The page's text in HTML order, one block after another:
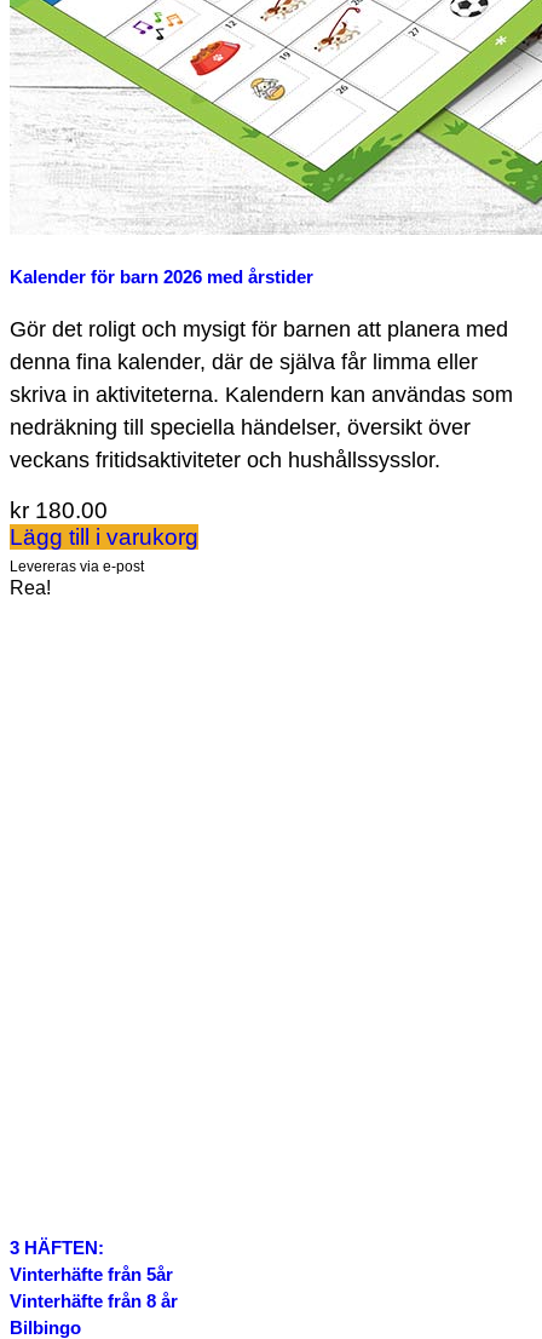
Kalender för barn 2026 med årstider
Gör det roligt och mysigt för barnen att planera med
denna fina kalender, där de själva får limma eller
skriva in aktiviteterna. Kalendern kan användas som
nedräkning till speciella händelser, översikt över
veckans fritidsaktiviteter och hushållssysslor.
kr 180.00
Lägg till i varukorg
Levereras via e-post
Rea!
3 HÄFTEN:
Vinterhäfte från 5år
Vinterhäfte från 8 år
Bilbingo